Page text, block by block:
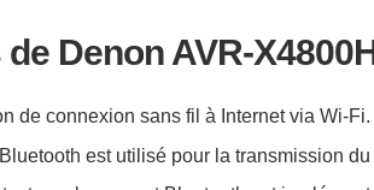
Denon AVR-
de connexion sans fil à Internet via Wi-Fi.
est utilisé pour la transmission